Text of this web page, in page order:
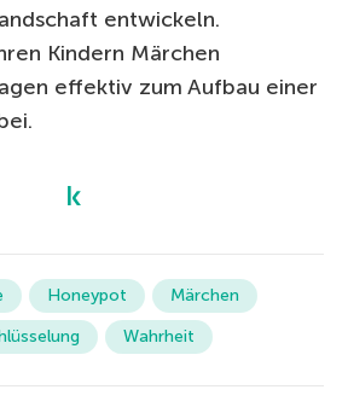
entwickeln.
Kindern Märchen
effektiv zum Aufbau einer
Honeypot
Märchen
Wahrheit